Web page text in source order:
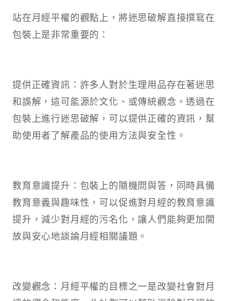
站在月經平權的觀點上，將迷思破解直接撰寫在
包裝上是非常重要的：
提供正確資訊：許多人對於生理用品存在著迷思
和誤解，這可能源於文化、或傳統觀念。透過在
包裝上進行迷思破解，可以提供正確的資訊，幫
助使用者了解產品的使用方法與安全性。
教育意識提升：包裝上的隨機問與答，同時具備
教育意義與趣味性，可以促進對月經的教育意識
提升，減少對月經的污名化，讓人們能夠更加開
放與安心地談論月經相關議題。
改變觀念：月經平權的目標之一是改變社會對月